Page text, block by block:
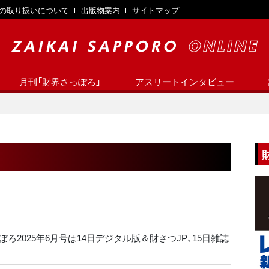
取り扱いについて 出版物案内 サイトマップ
月刊「財界さっぽろ」 アスリートインタビュー
ろ2025年6月号は14日デジタル版＆財さつJP、15日雑誌